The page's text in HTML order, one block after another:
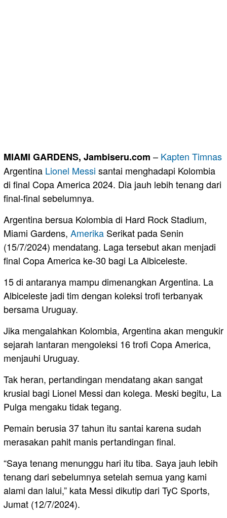
MIAMI GARDENS, Jambiseru.com – Kapten Timnas
Argentina Lionel Messi santai menghadapi Kolombia
di final Copa America 2024. Dia jauh lebih tenang dari
final-final sebelumnya.
Argentina bersua Kolombia di Hard Rock Stadium,
Miami Gardens, Amerika Serikat pada Senin
(15/7/2024) mendatang. Laga tersebut akan menjadi
final Copa America ke-30 bagi La Albiceleste.
15 di antaranya mampu dimenangkan Argentina. La
Albiceleste jadi tim dengan koleksi trofi terbanyak
bersama Uruguay.
Jika mengalahkan Kolombia, Argentina akan mengukir
sejarah lantaran mengoleksi 16 trofi Copa America,
menjauhi Uruguay.
Tak heran, pertandingan mendatang akan sangat
krusial bagi Lionel Messi dan kolega. Meski begitu, La
Pulga mengaku tidak tegang.
Pemain berusia 37 tahun itu santai karena sudah
merasakan pahit manis pertandingan final.
“Saya tenang menunggu hari itu tiba. Saya jauh lebih
tenang dari sebelumnya setelah semua yang kami
alami dan lalui,” kata Messi dikutip dari TyC Sports,
Jumat (12/7/2024).